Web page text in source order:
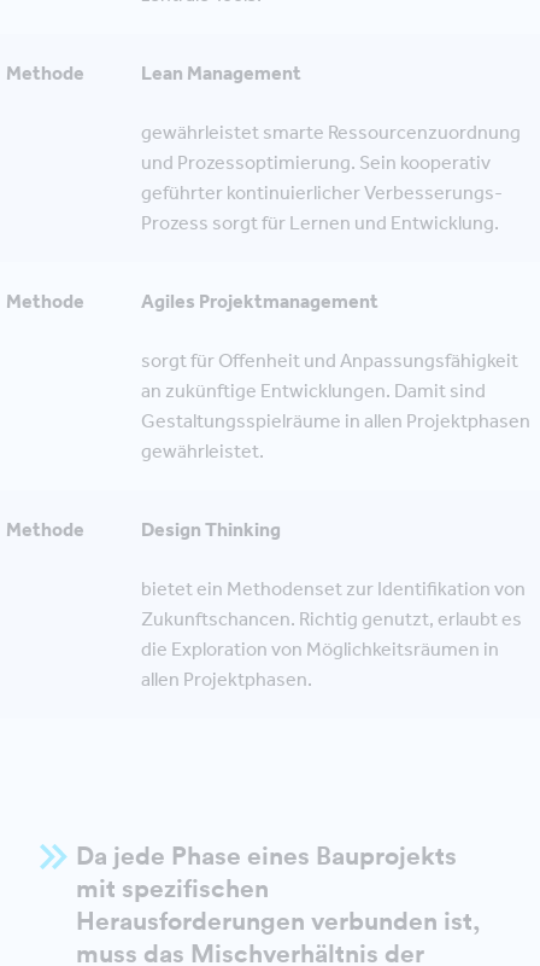
Methode Lean Management
gewährleistet smarte Ressourcenzuordnung
und Prozessoptimierung. Sein kooperativ
geführter kontinuierlicher Verbesserungs-
Prozess sorgt für Lernen und Entwicklung.
Methode Agiles Projektmanagement
sorgt für Offenheit und Anpassungsfähigkeit
an zukünftige Entwicklungen. Damit sind
Gestaltungsspielräume in allen Projektphasen
gewährleistet.
Methode Design Thinking
bietet ein Methodenset zur Identifikation von
Zukunftschancen. Richtig genutzt, erlaubt es
die Exploration von Möglichkeitsräumen in
allen Projektphasen.
Da jede Phase eines Bauprojekts
mit spezifischen
Herausforderungen verbunden ist,
muss das Mischverhältnis der